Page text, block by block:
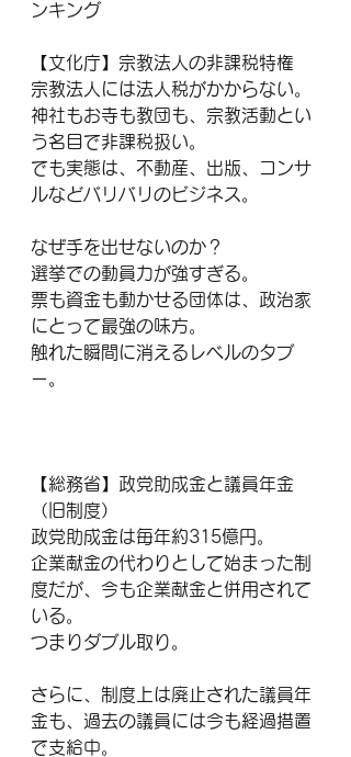
ンキング
【文化庁】宗教法人の非課税特権
宗教法人には法人税がかからない。
神社もお寺も教団も、宗教活動とい
う名目で非課税扱い。
でも実態は、不動産、出版、コンサ
ルなどバリバリのビジネス。
なぜ手を出せないのか？
選挙での動員力が強すぎる。
票も資金も動かせる団体は、政治家
にとって最強の味方。
触れた瞬間に消えるレベルのタブ
ー。
【総務省】政党助成金と議員年金
（旧制度）
政党助成金は毎年約315億円。
企業献金の代わりとして始まった制
度だが、今も企業献金と併用されて
いる。
つまりダブル取り。
さらに、制度上は廃止された議員年
金も、過去の議員には今も経過措置
で支給中。